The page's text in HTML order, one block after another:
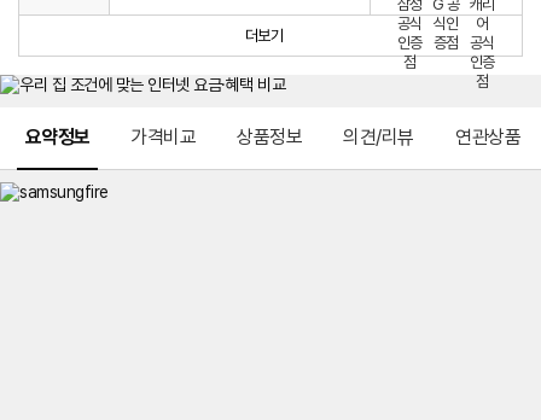
구
시
생
는
치
비
더보기
요약정보 가격비교 상품정보 의견/리뷰 연관상품